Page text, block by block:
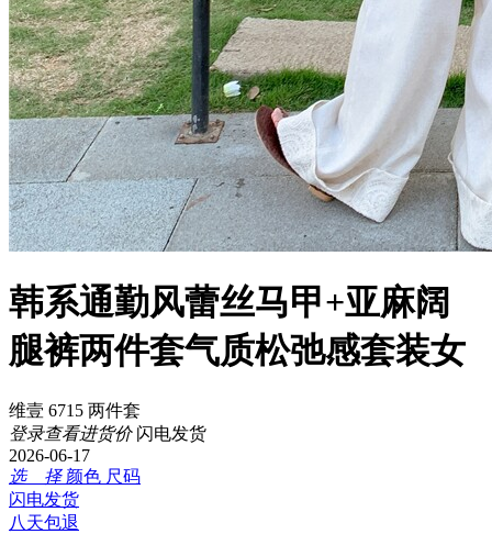
韩系通勤风蕾丝马甲+亚麻阔
腿裤两件套气质松弛感套装女
维壹 6715 两件套
登录查看进货价 闪电发货
2026-06-17
选 择 颜色 尺码
闪电发货
八天包退